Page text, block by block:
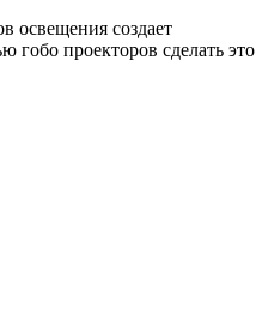
освещения создает
гобо проекторов сделать это